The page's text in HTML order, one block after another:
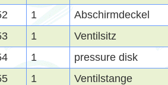
1 Abschirmdeckel
1 Ventilsitz
1 pressure disk
1 Ventilstange